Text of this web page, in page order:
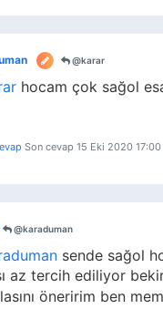
@karar
hocam çok sağol
Son cevap 15 Eki 2020 17:00
@karaduman
sende sağol
az tercih ediliyor
öneririm ben